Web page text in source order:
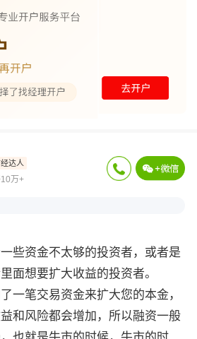
达人
万+
些资金不太够的投资者，或者是
面想要扩大收益的投资者。
一笔交易资金来扩大您的本金，
和风险都会增加，所以融资一般